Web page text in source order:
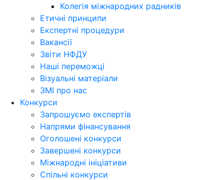
Колегія міжнародних радників
Етичні принципи
Експертні процедури
Вакансії
Звіти НФДУ
Наші переможці
Візуальні матеріали
ЗМІ про нас
Конкурси
Запрошуємо експертів
Напрями фінансування
Оголошені конкурси
Завершені конкурси
Міжнародні ініціативи
Спільні конкурси